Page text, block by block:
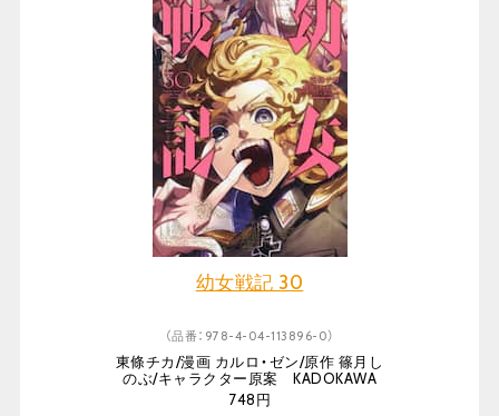
幼女戦記 30
（品番：978-4-04-113896-0）
東條チカ/漫画 カルロ・ゼン/原作 篠月し
のぶ/キャラクター原案 KADOKAWA
748円